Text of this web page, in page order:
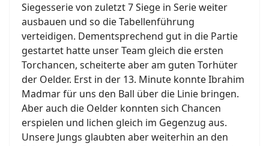
Siegesserie von zuletzt 7 Siege in Serie weiter
ausbauen und so die Tabellenführung
verteidigen. Dementsprechend gut in die Partie
gestartet hatte unser Team gleich die ersten
Torchancen, scheiterte aber am guten Torhüter
der Oelder. Erst in der 13. Minute konnte Ibrahim
Madmar für uns den Ball über die Linie bringen.
Aber auch die Oelder konnten sich Chancen
erspielen und lichen gleich im Gegenzug aus.
Unsere Jungs glaubten aber weiterhin an den